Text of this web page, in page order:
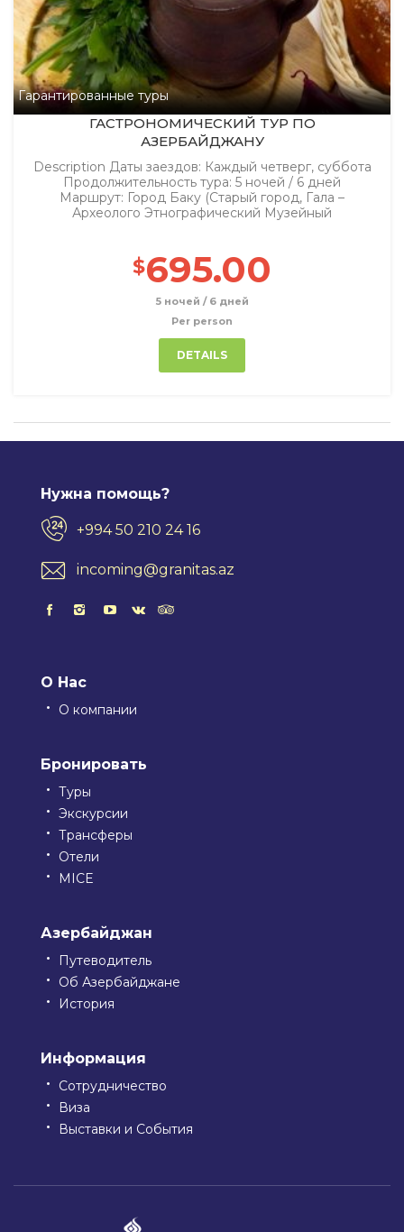
Гарантированные туры
ГАСТРОНОМИЧЕСКИЙ TУР ПО
АЗЕРБАЙДЖАНУ
Description Даты заездов: Каждый четверг, суббота
Продолжительность тура: 5 ночей / 6 дней
Маршрут: Город Баку (Старый город, Гала –
Археолого Этнографический Музейный
$695.00
5 ночей / 6 дней
Per person
DETAILS
Нужна помощь?
+994 50 210 24 16
incoming@granitas.az
О Нас
О компании
Бронировать
Туры
Экскурсии
Трансферы
Отели
MICE
Азербайджан
Путеводитель
Об Азербайджане
История
Информация
Сотрудничество
Виза
Выставки и События